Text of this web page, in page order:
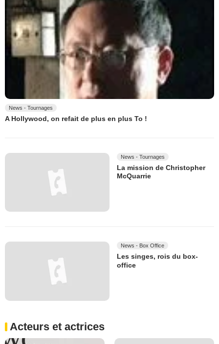
News - Tournages
A Hollywood, on refait de plus en plus To !
News - Tournages
La mission de Christopher
McQuarrie
News - Box Office
Les singes, rois du box-
office
Acteurs et actrices